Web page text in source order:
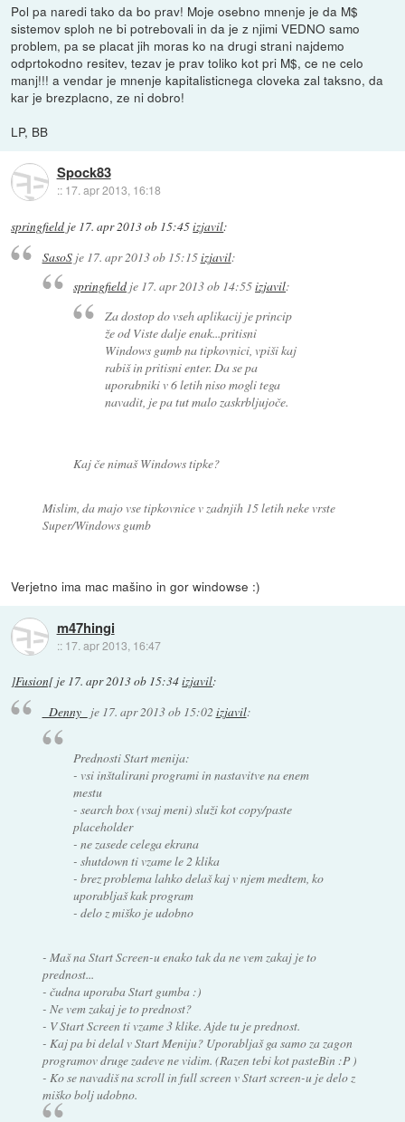
Pol pa naredi tako da bo prav! Moje osebno mnenje je da M$
sistemov sploh ne bi potrebovali in da je z njimi VEDNO samo
problem, pa se placat jih moras ko na drugi strani najdemo
odprtokodno resitev, tezav je prav toliko kot pri M$, ce ne celo
manj!!! a vendar je mnenje kapitalisticnega cloveka zal taksno, da
kar je brezplacno, ze ni dobro!
LP, BB
Spock83
:: 17. apr 2013, 16:18
springfield je 17. apr 2013 ob 15:45izjavil:
SasoSje 17. apr 2013 ob 15:15izjavil:
springfieldje 17. apr 2013 ob 14:55izjavil:
Za dostop do vseh aplikacij je princip
že od Viste dalje enak...pritisni
Windows gumb na tipkovnici, vpiši kaj
rabiš in pritisni enter. Da se pa
uporabniki v 6 letih niso mogli tega
navadit, je pa tut malo zaskrbljujoče.
Kaj če nimaš Windows tipke?
Mislim, da majo vse tipkovnice v zadnjih 15 letih neke vrste
Super/Windows gumb
Verjetno ima mac mašino in gor windowse :)
m47hingi
:: 17. apr 2013, 16:47
]Fusion[ je 17. apr 2013 ob 15:34izjavil:
_Denny_ je 17. apr 2013 ob 15:02 izjavil:
Prednosti Start menija:
- vsi inštalirani programi in nastavitve na enem
mestu
- search box (vsaj meni) služi kot copy/paste
placeholder
- ne zasede celega ekrana
- shutdown ti vzame le 2 klika
- brez problema lahko delaš kaj v njem medtem, ko
uporabljaš kak program
- delo z miško je udobno
- Maš na Start Screen-u enako tak da ne vem zakaj je to
prednost...
- čudna uporaba Start gumba :)
- Ne vem zakaj je to prednost?
- V Start Screen ti vzame 3 klike. Ajde tu je prednost.
- Kaj pa bi delal v Start Meniju? Uporabljaš ga samo za zagon
programov druge zadeve ne vidim. (Razen tebi kot pasteBin :P )
- Ko se navadiš na scroll in full screen v Start screen-u je delo z
miško bolj udobno.